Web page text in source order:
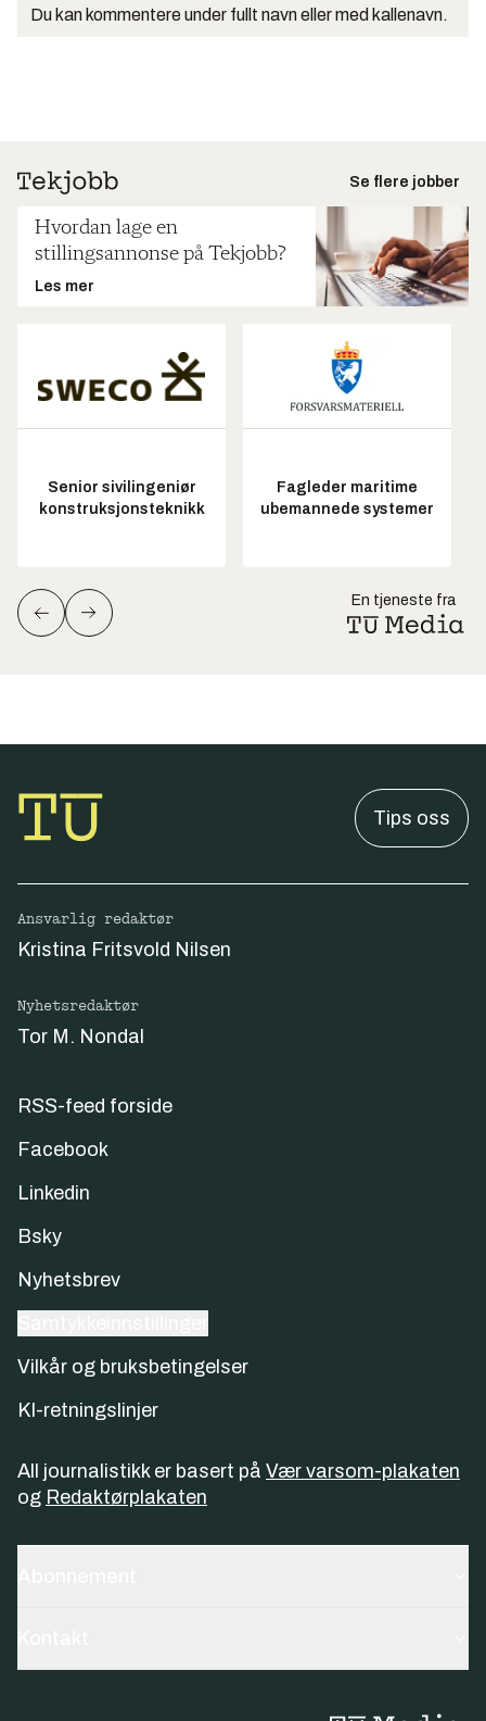
Du kan kommentere under fullt navn eller med kallenavn.
Se flere jobber
Hvordan lage en
stillingsannonse på Tekjobb?
Les mer
Senior sivilingeniør
konstruksjonsteknikk
Fagleder maritime
ubemannede systemer
En tjeneste fra
Tips oss
Ansvarlig redaktør
Kristina Fritsvold Nilsen
Nyhetsredaktør
Tor M. Nondal
RSS-feed forside
Facebook
Linkedin
Bsky
Nyhetsbrev
Vilkår og bruksbetingelser
KI-retningslinjer
All journalistikk er basert på Vær varsom-plakaten
og Redaktørplakaten